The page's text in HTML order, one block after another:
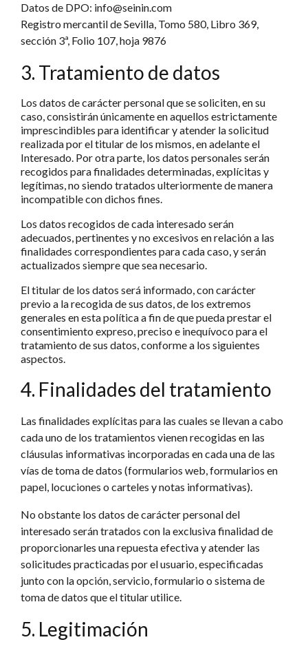
Datos de DPO: info@seinin.com
Registro mercantil de Sevilla, Tomo 580, Libro 369,
sección 3ª, Folio 107, hoja 9876
3. Tratamiento de datos
Los datos de carácter personal que se soliciten, en su
caso, consistirán únicamente en aquellos estrictamente
imprescindibles para identificar y atender la solicitud
realizada por el titular de los mismos, en adelante el
Interesado. Por otra parte, los datos personales serán
recogidos para finalidades determinadas, explícitas y
legítimas, no siendo tratados ulteriormente de manera
incompatible con dichos fines.
Los datos recogidos de cada interesado serán
adecuados, pertinentes y no excesivos en relación a las
finalidades correspondientes para cada caso, y serán
actualizados siempre que sea necesario.
El titular de los datos será informado, con carácter
previo a la recogida de sus datos, de los extremos
generales en esta política a fin de que pueda prestar el
consentimiento expreso, preciso e inequívoco para el
tratamiento de sus datos, conforme a los siguientes
aspectos.
4. Finalidades del tratamiento
Las finalidades explícitas para las cuales se llevan a cabo
cada uno de los tratamientos vienen recogidas en las
cláusulas informativas incorporadas en cada una de las
vías de toma de datos (formularios web, formularios en
papel, locuciones o carteles y notas informativas).
No obstante los datos de carácter personal del
interesado serán tratados con la exclusiva finalidad de
proporcionarles una repuesta efectiva y atender las
solicitudes practicadas por el usuario, especificadas
junto con la opción, servicio, formulario o sistema de
toma de datos que el titular utilice.
5. Legitimación